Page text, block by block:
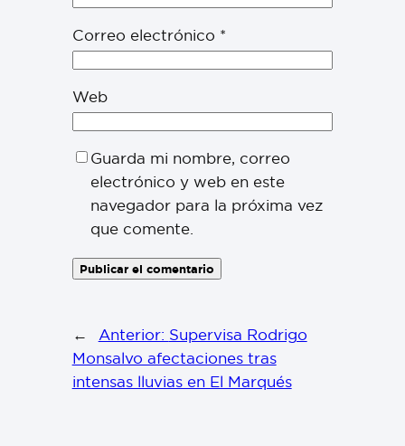
Correo electrónico *
Web
Guarda mi nombre, correo
electrónico y web en este
navegador para la próxima vez
que comente.
← Anterior: Supervisa Rodrigo
Monsalvo afectaciones tras
intensas lluvias en El Marqués